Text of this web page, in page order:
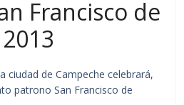
Francisco de
ciudad de Campeche celebrará,
patrono San Francisco de